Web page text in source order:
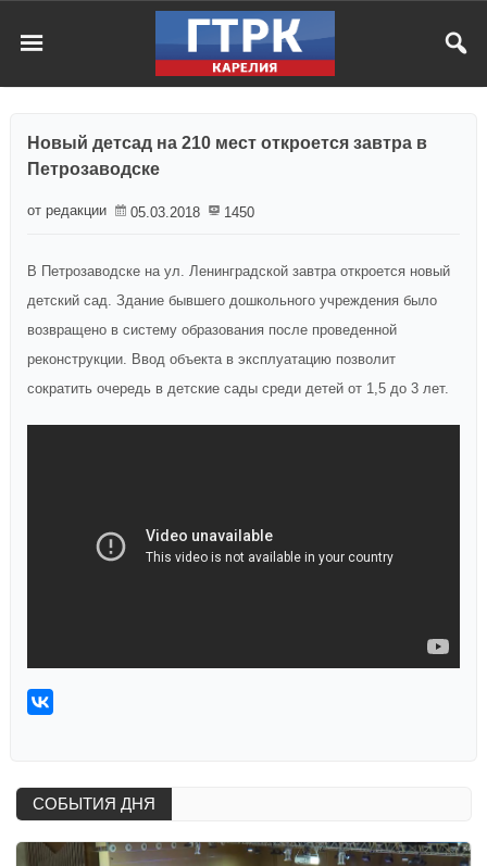
Новый детсад на 210 мест откроется завтра в
Петрозаводске
от редакции 05.03.2018 1450
В Петрозаводске на ул. Ленинградской завтра откроется новый
детский сад. Здание бывшего дошкольного учреждения было
возвращено в систему образования после проведенной
реконструкции. Ввод объекта в эксплуатацию позволит
сократить очередь в детские сады среди детей от 1,5 до 3 лет.
СОБЫТИЯ ДНЯ